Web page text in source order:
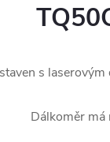
s
Dálkoměr